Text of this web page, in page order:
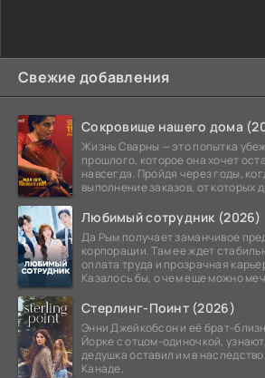
Свежие добавления
Сокровище нашего дома
Жизнь Сварны — это попытка
прошлого, которое она хочет
навсегда. Пройдя через годы,
выполнение заказов, от которых
Любимый сотрудник (2026)
Да Рым получает заманчивое
корпорации. Там ее ждет
оплата труда и прозрачная
Казалось бы, о чем еще можно
Стерлинг-Поинт (2026)
Энни Джейкобсон и её брат-
Йорке с отцом-одиночкой,
дедушка оставил им в
Канаде.